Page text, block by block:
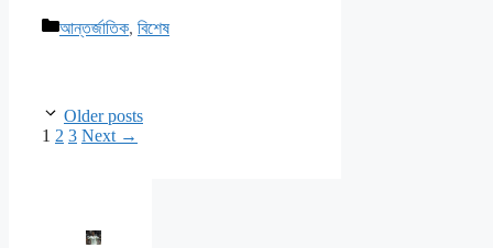
Categories
আন্তর্জাতিক, বিশেষ
Older posts
Page
1 Page
2 Page
3 Next →